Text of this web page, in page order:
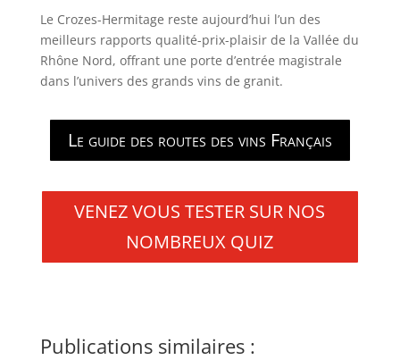
Le Crozes-Hermitage reste aujourd’hui l’un des
meilleurs rapports qualité-prix-plaisir de la Vallée du
Rhône Nord, offrant une porte d’entrée magistrale
dans l’univers des grands vins de granit.
Le guide des routes des vins Français
VENEZ VOUS TESTER SUR NOS
NOMBREUX QUIZ
Publications similaires :